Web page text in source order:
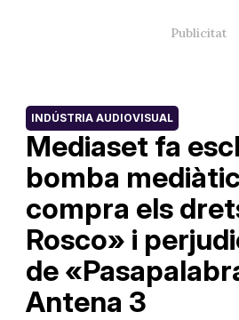
Mediaset fa
bomba
compra els
Rosco» i
de
Antena 3
INDÚSTRIA AUDIOVISUAL